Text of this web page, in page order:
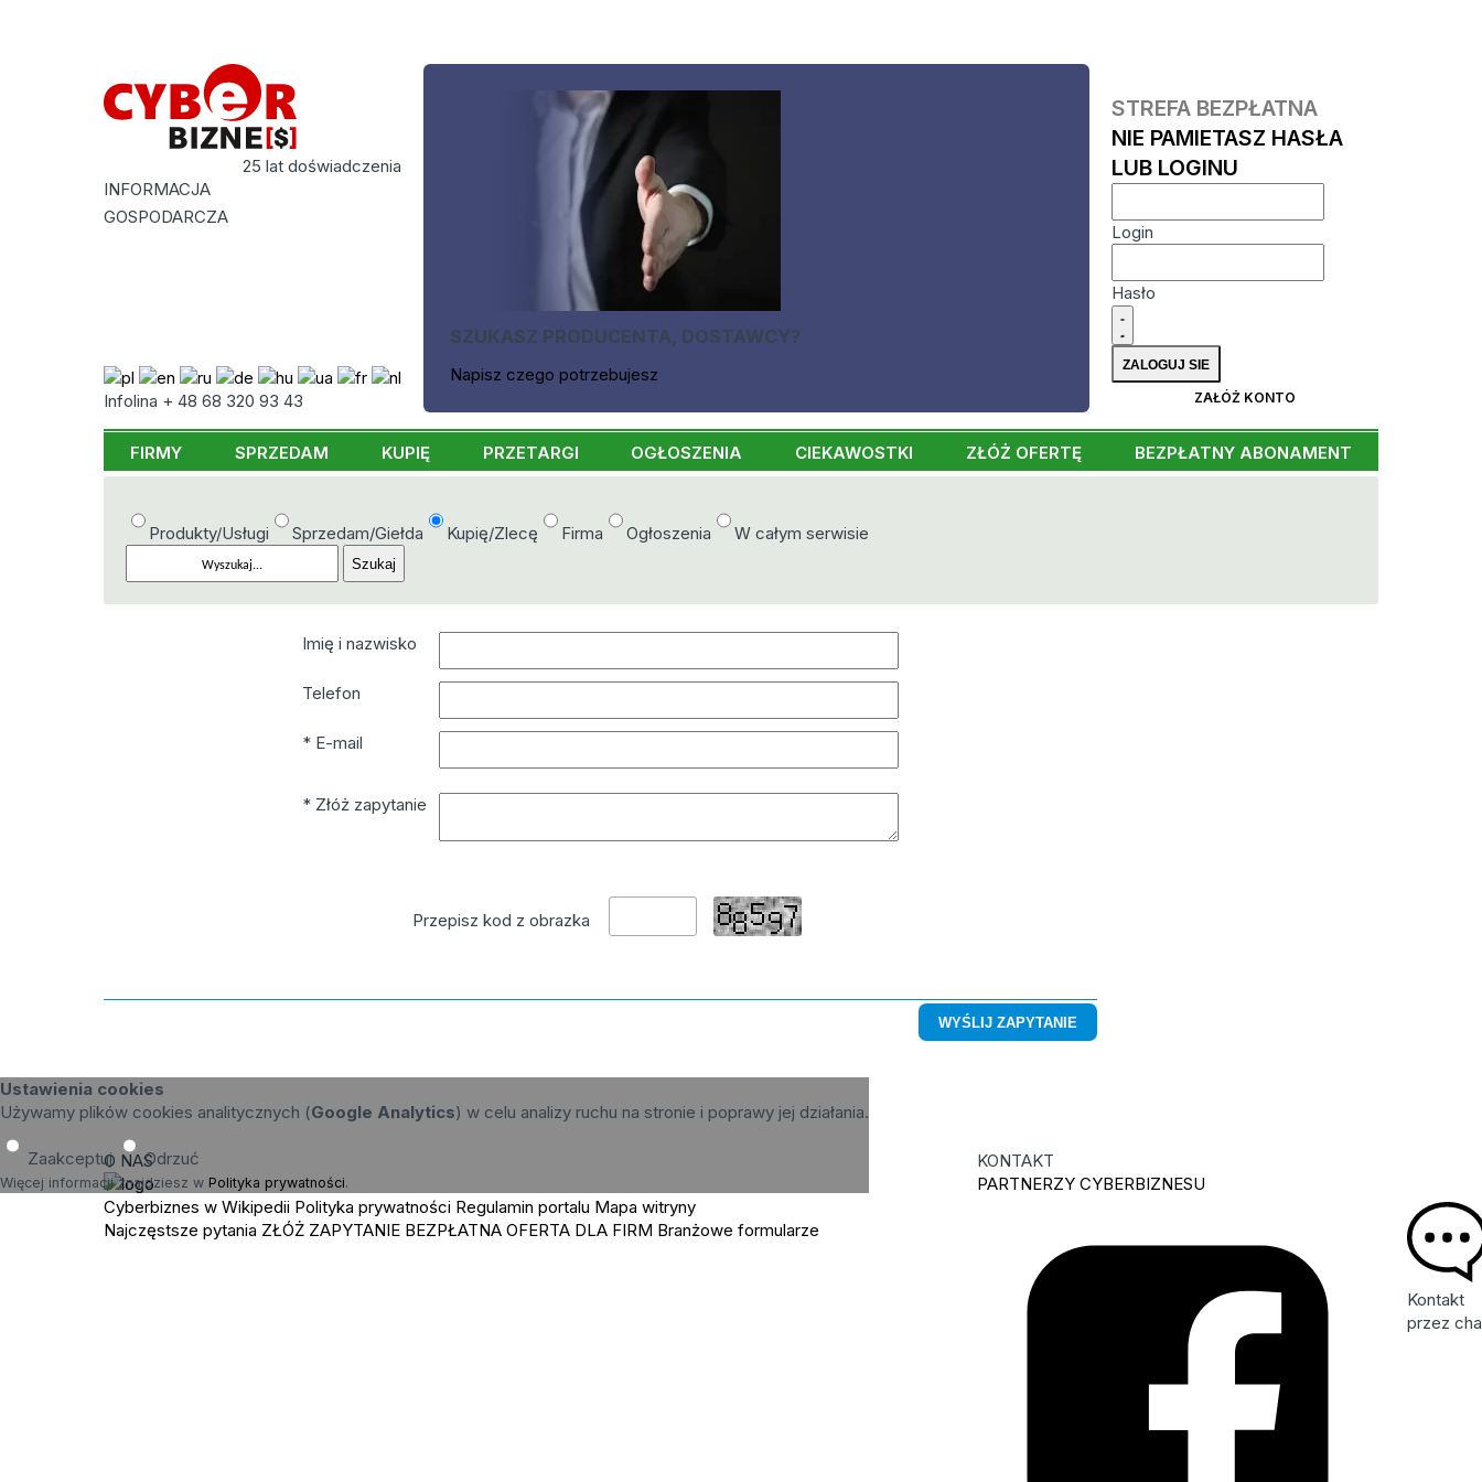
25 lat doświadczenia
INFORMACJA
GOSPODARCZA
Infolina + 48 68 320 93 43
SZUKASZ PRODUCENTA, DOSTAWCY?
Napisz czego potrzebujesz
STREFA BEZPŁATNA
NIE PAMIETASZ HASŁA
LUB LOGINU
Login
Hasło
ZAŁÓŻ KONTO
FIRMY SPRZEDAM KUPIĘ PRZETARGI OGŁOSZENIA CIEKAWOSTKI ZŁÓŻ OFERTĘ BEZPŁATNY ABONAMENT
Produkty/Usługi Sprzedam/Giełda Kupię/Zlecę Firma Ogłoszenia W całym serwisie
Imię i nazwisko
Telefon
* E-mail
* Złóż zapytanie
Przepisz kod z obrazka
Kontakt
przez
Ustawienia cookies
Używamy plików cookies analitycznych (Google Analytics) w celu analizy ruchu na stronie i poprawy jej działania.
Zaakceptuj Odrzuć
Więcej informacji znajdziesz w Polityka prywatności.
O NAS
Cyberbiznes w Wikipedii Polityka prywatności Regulamin portalu Mapa witryny
Najczęstsze pytania ZŁÓŻ ZAPYTANIE BEZPŁATNA OFERTA DLA FIRM Branżowe formularze
KONTAKT
PARTNERZY CYBERBIZNESU